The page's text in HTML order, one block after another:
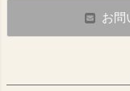
お問